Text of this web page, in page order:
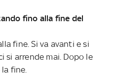
fino alla fine del
fine. Si va avanti e si
si arrende mai. Dopo le
la fine.